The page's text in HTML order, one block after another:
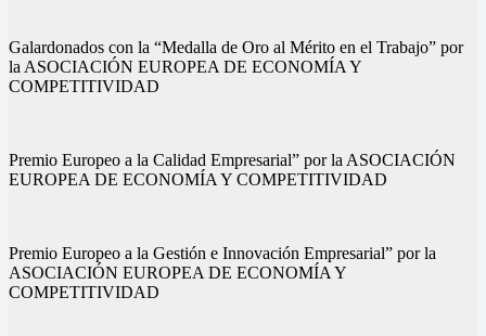
Galardonados con la “Medalla de Oro al Mérito en el Trabajo” por
la ASOCIACIÓN EUROPEA DE ECONOMÍA Y
COMPETITIVIDAD
Premio Europeo a la Calidad Empresarial” por la ASOCIACIÓN
EUROPEA DE ECONOMÍA Y COMPETITIVIDAD
Premio Europeo a la Gestión e Innovación Empresarial” por la
ASOCIACIÓN EUROPEA DE ECONOMÍA Y
COMPETITIVIDAD